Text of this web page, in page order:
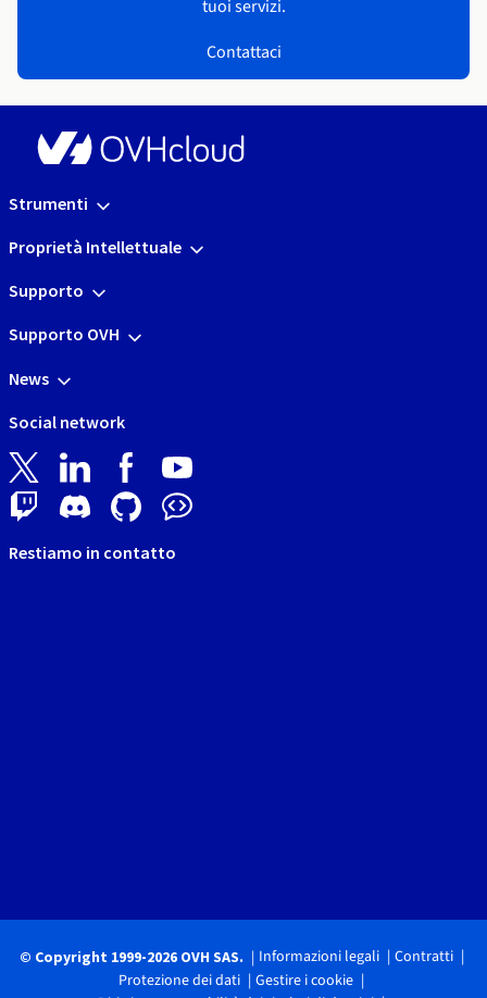
tuoi servizi.
Contattaci
Strumenti
Proprietà Intellettuale
Supporto
Supporto OVH
News
Social network
Restiamo in contatto
© Copyright 1999-2026 OVH SAS. Informazioni legali
Contratti
Protezione dei dati
Gestire i cookie